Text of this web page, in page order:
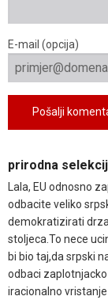
E-mail (opcija)
Pošalji
prirodna
Lala, EU odnosno
odbacite veliko
demokratizirati
stoljeca.To nece
bi bio taj,da srpski
odbaci
iracionalno